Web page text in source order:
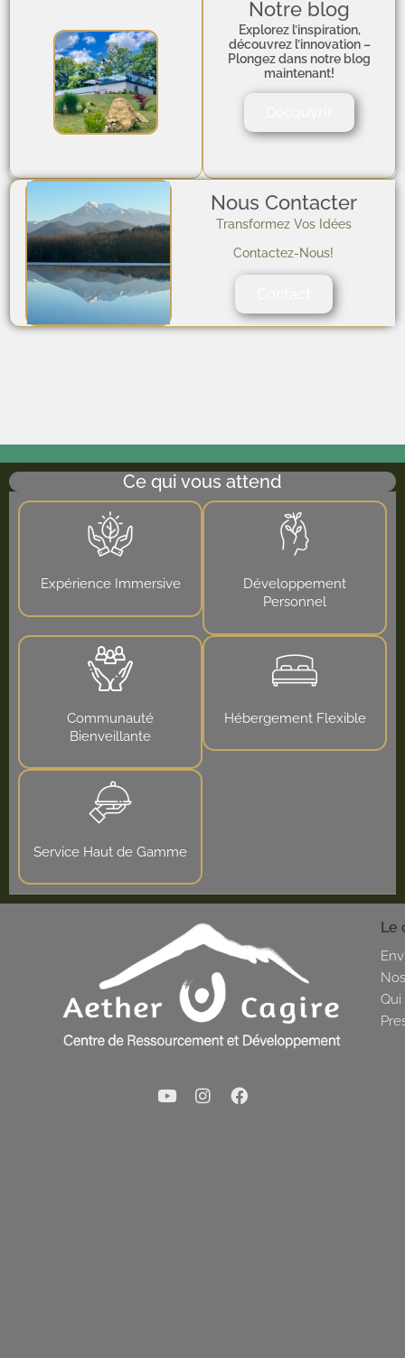
Notre blog
Explorez l’inspiration,
découvrez l’innovation –
Plongez dans notre blog
maintenant!
Nous Contacter
Transformez Vos Idées
Contactez-Nous!
Ce qui vous attend
Expérience Immersive
Développement
Personnel
Communauté
Bienveillante
Hébergement Flexible
Service Haut de Gamme
Le